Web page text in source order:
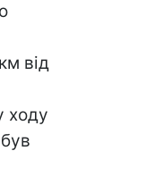
від
ходу